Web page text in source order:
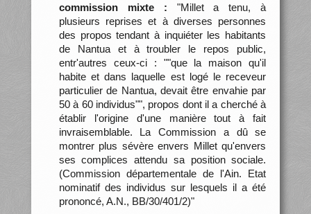
commission mixte : "Millet a tenu, à
plusieurs reprises et à diverses personnes
des propos tendant à inquiéter les habitants
de Nantua et à troubler le repos public,
entr'autres ceux-ci : ""que la maison qu'il
habite et dans laquelle est logé le receveur
particulier de Nantua, devait être envahie par
50 à 60 individus"", propos dont il a cherché à
établir l'origine d'une manière tout à fait
invraisemblable. La Commission a dû se
montrer plus sévère envers Millet qu'envers
ses complices attendu sa position sociale.
(Commission départementale de l'Ain. Etat
nominatif des individus sur lesquels il a été
prononcé, A.N., BB/30/401/2)"